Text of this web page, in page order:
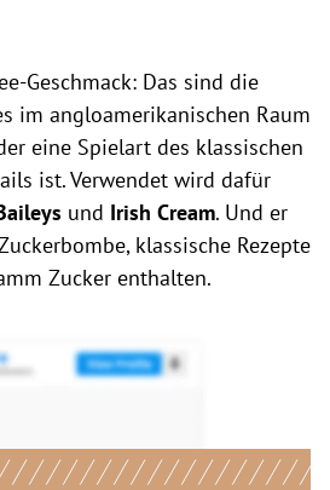
Geschmack: Das sind die
im angloamerikanischen Raum
eine Spielart des klassischen
ist. Verwendet wird dafür
und Irish Cream. Und er
klassische Rezepte
Zucker enthalten.